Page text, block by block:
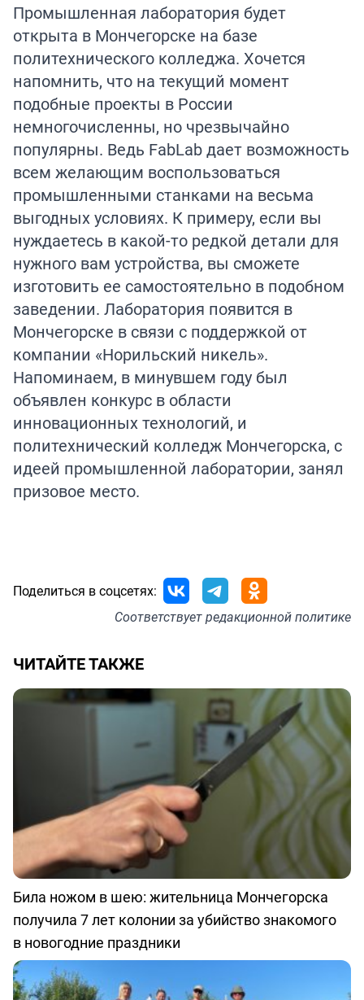
Промышленная лаборатория будет
открыта в Мончегорске на базе
политехнического колледжа. Хочется
напомнить, что на текущий момент
подобные проекты в России
немногочисленны, но чрезвычайно
популярны. Ведь FabLab дает возможность
всем желающим воспользоваться
промышленными станками на весьма
выгодных условиях. К примеру, если вы
нуждаетесь в какой-то редкой детали для
нужного вам устройства, вы сможете
изготовить ее самостоятельно в подобном
заведении. Лаборатория появится в
Мончегорске в связи с поддержкой от
компании «Норильский никель».
Напоминаем, в минувшем году был
объявлен конкурс в области
инновационных технологий, и
политехнический колледж Мончегорска, с
идеей промышленной лаборатории, занял
призовое место.
Поделиться в соцсетях:
Соответствуетредакционной политике
ЧИТАЙТЕ ТАКЖЕ
Била ножом в шею: жительница Мончегорска
получила 7 лет колонии за убийство знакомого
в новогодние праздники